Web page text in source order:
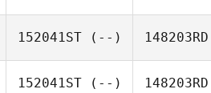
152041ST(--) 148203RD
152041ST(--) 148203RD